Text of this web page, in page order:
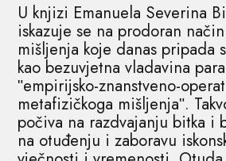
U knjizi Emanuela Severina
iskazuje se na prodoran
mišljenja koje danas pripada
kao bezuvjetna vladavina
ʺempirijsko-znanstveno-
metafizičkoga mišljenjaʺ.
počiva na razdvajanju bitka i
na otuđenju i zaboravu